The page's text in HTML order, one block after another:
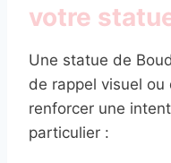
votre
Une statue de
de rappel visuel ou
renforcer une
particulier :